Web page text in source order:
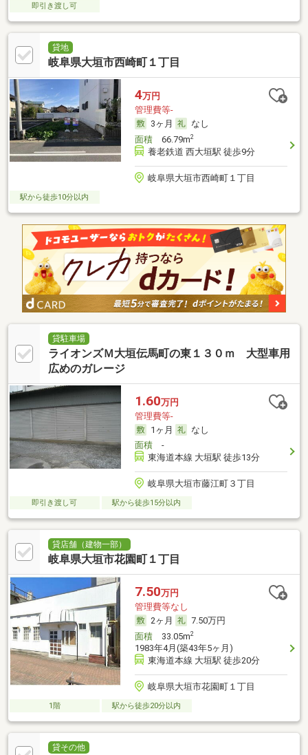
即引き渡し可
貸地
岐阜県大垣市西崎町１丁目
4万円
管理費等-
3ヶ月
なし
面積66.79m2
養老鉄道 西大垣駅 徒歩9分
岐阜県大垣市西崎町１丁目
駅から徒歩10分以内
貸駐車場
ライオンズＭ大垣伝馬町の東１３０ｍ 大型車用
広めのガレージ
1.60万円
管理費等-
1ヶ月
なし
面積-
東海道本線 大垣駅 徒歩13分
岐阜県大垣市藤江町３丁目
即引き渡し可 駅から徒歩15分以内
貸店舗（建物一部）
岐阜県大垣市花園町１丁目
7.50万円
管理費等なし
2ヶ月
7.50万円
面積33.05m2
1983年4月(築43年5ヶ月)
東海道本線 大垣駅 徒歩20分
岐阜県大垣市花園町１丁目
1階 駅から徒歩20分以内
貸その他